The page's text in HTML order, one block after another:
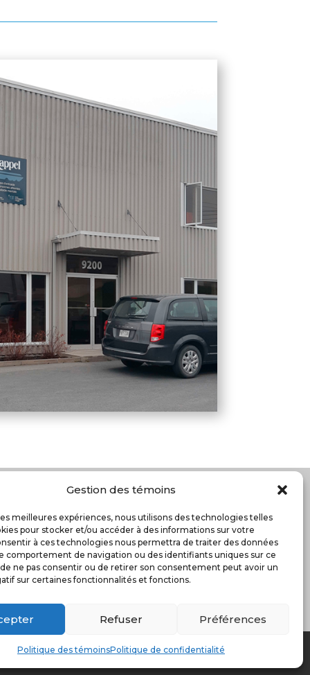
Gestion des témoins
meilleures expériences, nous utilisons des technologies telles
pour stocker et/ou accéder à des informations sur votre
à ces technologies nous permettra de traiter des données
comportement de navigation ou des identifiants uniques sur ce
ne pas consentir ou de retirer son consentement peut avoir un
sur certaines fonctionnalités et fonctions.
Refuser Préférences
Politique des témoinsPolitique de confidentialité
